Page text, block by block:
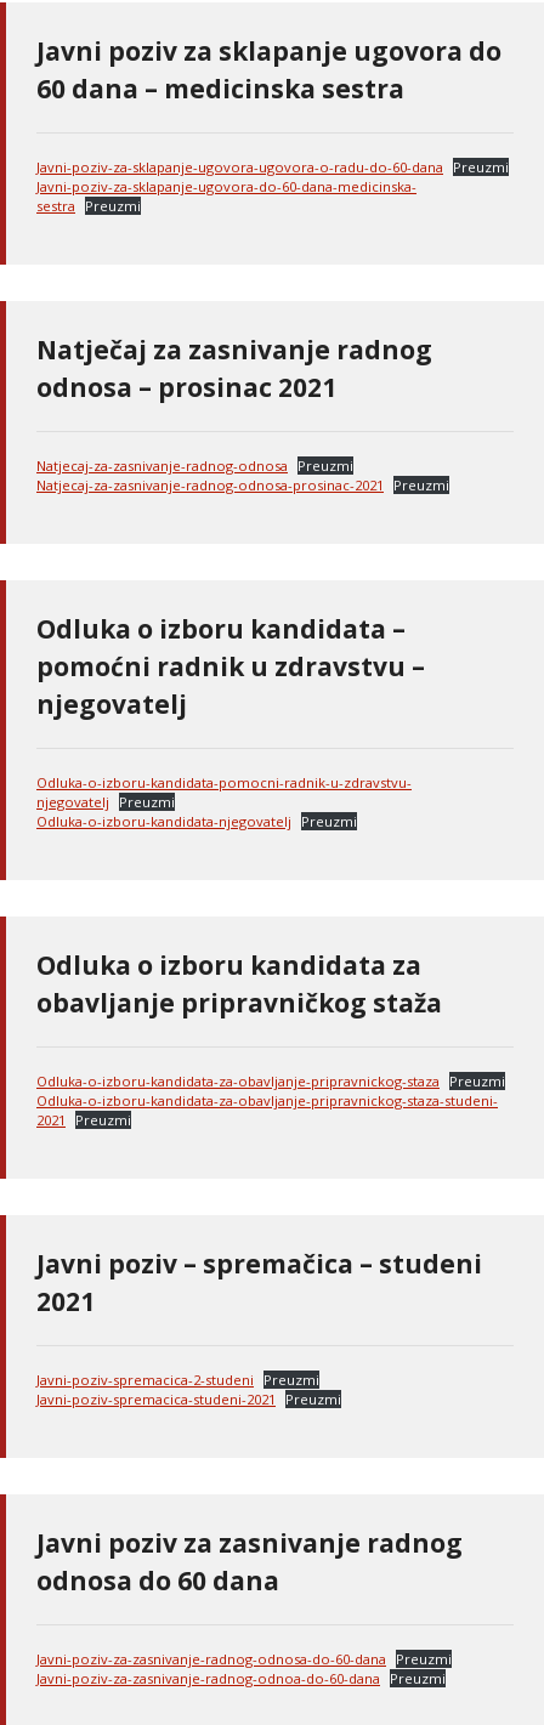
Javni poziv za sklapanje ugovora do
60 dana – medicinska sestra
Javni-poziv-za-sklapanje-ugovora-ugovora-o-radu-do-60-dana
Preuzmi
Javni-poziv-za-sklapanje-ugovora-do-60-dana-medicinska-
sestra
Preuzmi
Natječaj za zasnivanje radnog
odnosa – prosinac 2021
Natjecaj-za-zasnivanje-radnog-odnosa
Preuzmi
Natjecaj-za-zasnivanje-radnog-odnosa-prosinac-2021
Preuzmi
Odluka o izboru kandidata –
pomoćni radnik u zdravstvu –
njegovatelj
Odluka-o-izboru-kandidata-pomocni-radnik-u-zdravstvu-
njegovatelj
Preuzmi
Odluka-o-izboru-kandidata-njegovatelj
Preuzmi
Odluka o izboru kandidata za
obavljanje pripravničkog staža
Odluka-o-izboru-kandidata-za-obavljanje-pripravnickog-staza
Preuzmi
Odluka-o-izboru-kandidata-za-obavljanje-pripravnickog-staza-studeni-
2021
Preuzmi
Javni poziv – spremačica – studeni
2021
Javni-poziv-spremacica-2-studeni
Preuzmi
Javni-poziv-spremacica-studeni-2021
Preuzmi
Javni poziv za zasnivanje radnog
odnosa do 60 dana
Javni-poziv-za-zasnivanje-radnog-odnosa-do-60-dana
Preuzmi
Javni-poziv-za-zasnivanje-radnog-odnoa-do-60-dana
Preuzmi